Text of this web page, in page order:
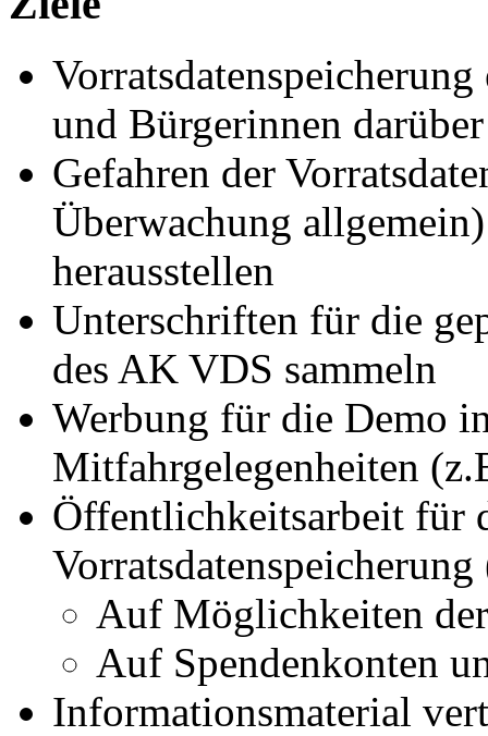
und Bürgerinnen
Gefahren der
Überwachung
herausstellen
Unterschriften für die
des AK VDS sammeln
Werbung für die Demo
Mitfahrgelegenheiten
Öffentlichkeitsarbeit für
Auf Möglichkeiten
Auf Spendenkonten
Informationsmaterial